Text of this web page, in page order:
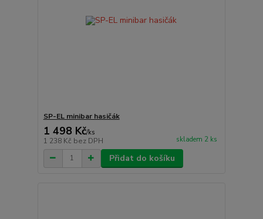
SP-EL minibar hasičák
1 498 Kč/ks
1 238 Kč bez DPH skladem 2 ks
Přidat do košíku